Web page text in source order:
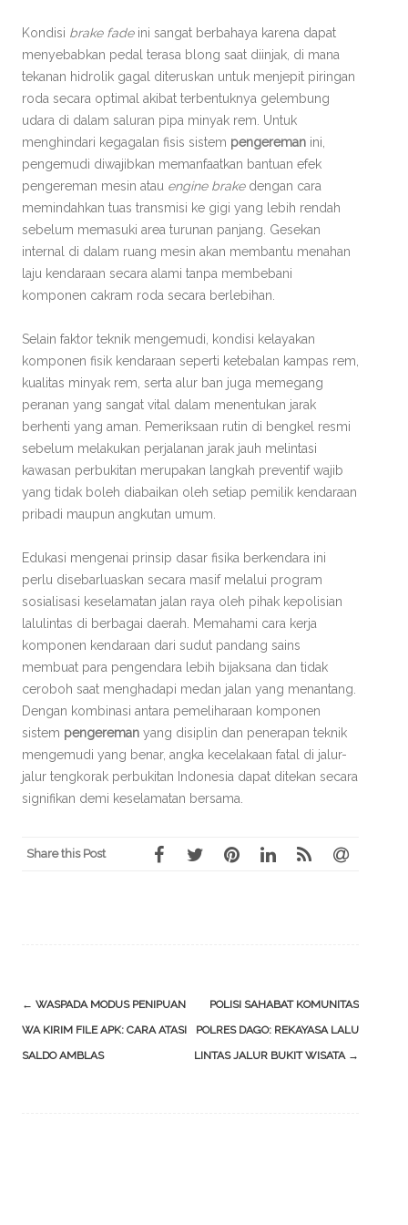
Kondisi brake fadeini sangat berbahaya karena dapat
menyebabkan pedal terasa blong saat diinjak, di mana
tekanan hidrolik gagal diteruskan untuk menjepit piringan
roda secara optimal akibat terbentuknya gelembung
udara di dalam saluran pipa minyak rem. Untuk
menghindari kegagalan fisis sistem pengereman ini,
pengemudi diwajibkan memanfaatkan bantuan efek
pengereman mesin atau engine brakedengan cara
memindahkan tuas transmisi ke gigi yang lebih rendah
sebelum memasuki area turunan panjang. Gesekan
internal di dalam ruang mesin akan membantu menahan
laju kendaraan secara alami tanpa membebani
komponen cakram roda secara berlebihan.
Selain faktor teknik mengemudi, kondisi kelayakan
komponen fisik kendaraan seperti ketebalan kampas rem,
kualitas minyak rem, serta alur ban juga memegang
peranan yang sangat vital dalam menentukan jarak
berhenti yang aman. Pemeriksaan rutin di bengkel resmi
sebelum melakukan perjalanan jarak jauh melintasi
kawasan perbukitan merupakan langkah preventif wajib
yang tidak boleh diabaikan oleh setiap pemilik kendaraan
pribadi maupun angkutan umum.
Edukasi mengenai prinsip dasar fisika berkendara ini
perlu disebarluaskan secara masif melalui program
sosialisasi keselamatan jalan raya oleh pihak kepolisian
lalulintas di berbagai daerah. Memahami cara kerja
komponen kendaraan dari sudut pandang sains
membuat para pengendara lebih bijaksana dan tidak
ceroboh saat menghadapi medan jalan yang menantang.
Dengan kombinasi antara pemeliharaan komponen
sistem pengereman yang disiplin dan penerapan teknik
mengemudi yang benar, angka kecelakaan fatal di jalur-
jalur tengkorak perbukitan Indonesia dapat ditekan secara
signifikan demi keselamatan bersama.
Share this Post
Post
navigation
← WASPADA MODUS PENIPUAN
WA KIRIM FILE APK: CARA ATASI
SALDO AMBLAS
POLISI SAHABAT KOMUNITAS
POLRES DAGO: REKAYASA LALU
LINTAS JALUR BUKIT WISATA →